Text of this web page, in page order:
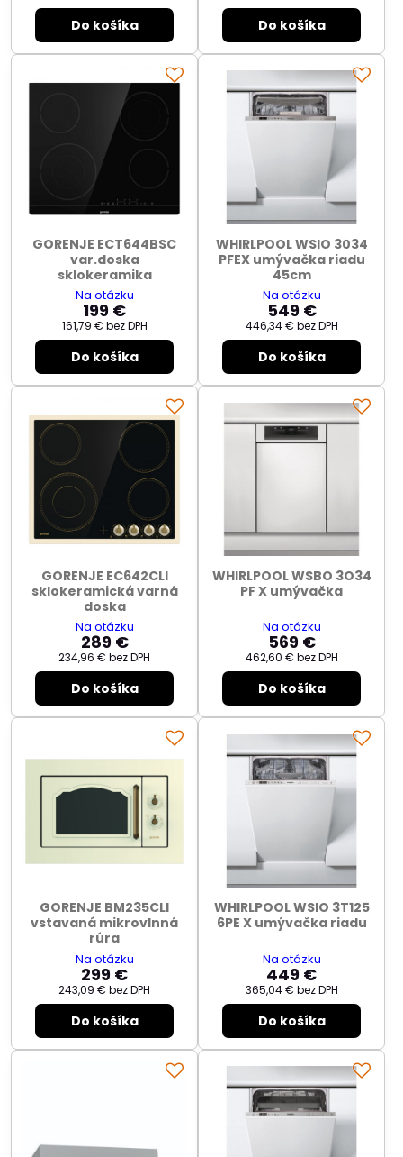
Do košíka Do košíka
GORENJE ECT644BSC
var.doska
sklokeramika
Na otázku
199 €
161,79 € bez DPH
Do košíka
WHIRLPOOL WSIO 3034
PFEX umývačka riadu
45cm
Na otázku
549 €
446,34 € bez DPH
Do košíka
GORENJE EC642CLI
sklokeramická varná
doska
Na otázku
289 €
234,96 € bez DPH
Do košíka
WHIRLPOOL WSBO 3O34
PF X umývačka
Na otázku
569 €
462,60 € bez DPH
Do košíka
GORENJE BM235CLI
vstavaná mikrovlnná
rúra
Na otázku
299 €
243,09 € bez DPH
Do košíka
WHIRLPOOL WSIO 3T125
6PE X umývačka riadu
Na otázku
449 €
365,04 € bez DPH
Do košíka